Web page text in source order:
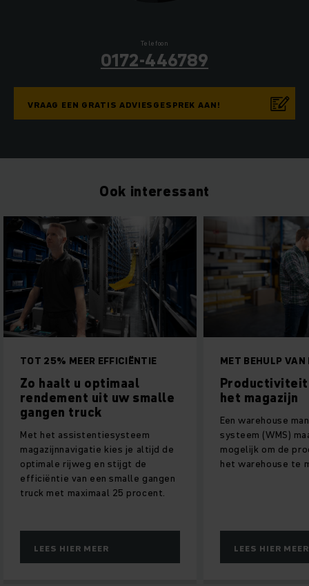
Telefoon
0172-446789
VRAAG EEN GRATIS ADVIESGESPREK AAN!
Ook interessant
TOT 25% MEER EFFICIËNTIE
Zo haalt u optimaal
rendement uit uw smalle
gangen truck
Met het assistentiesysteem
magazijnnavigatie kies je altijd de
optimale rijweg en stijgt de
efficiëntie van een smalle gangen
truck met maximaal 25 procent.
LEES HIER MEER
MET BEHULP VAN
Productiviteit
het magazijn
Een warehouse
systeem (WMS)
mogelijk om de
het warehouse te
LEES HIER MEER